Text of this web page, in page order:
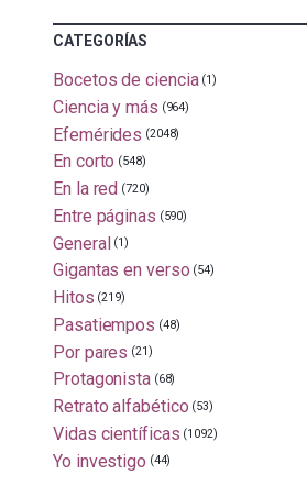
CATEGORÍAS
Bocetos de ciencia (1)
Ciencia y más (964)
Efemérides (2048)
En corto (548)
En la red (720)
Entre páginas (590)
General (1)
Gigantas en verso (54)
Hitos (219)
Pasatiempos (48)
Por pares (21)
Protagonista (68)
Retrato alfabético (53)
Vidas científicas (1092)
Yo investigo (44)